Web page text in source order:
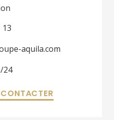
13
aquila.com
24